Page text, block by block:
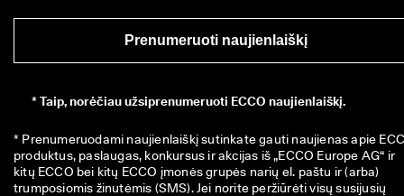
Prenumeruoti naujienlaiškį
*Taip, norėčiau užsiprenumeruoti ECCO naujienlaiškį.
* Prenumeruodami naujienlaiškį sutinkate gauti naujienas apie
produktus, paslaugas, konkursus ir akcijas iš „ECCO Europe AG“ ir
kitų ECCO bei kitų ECCO įmonės grupės narių el. paštu ir (arba)
trumposiomis žinutėmis (SMS). Jei norite peržiūrėti visų susijusių